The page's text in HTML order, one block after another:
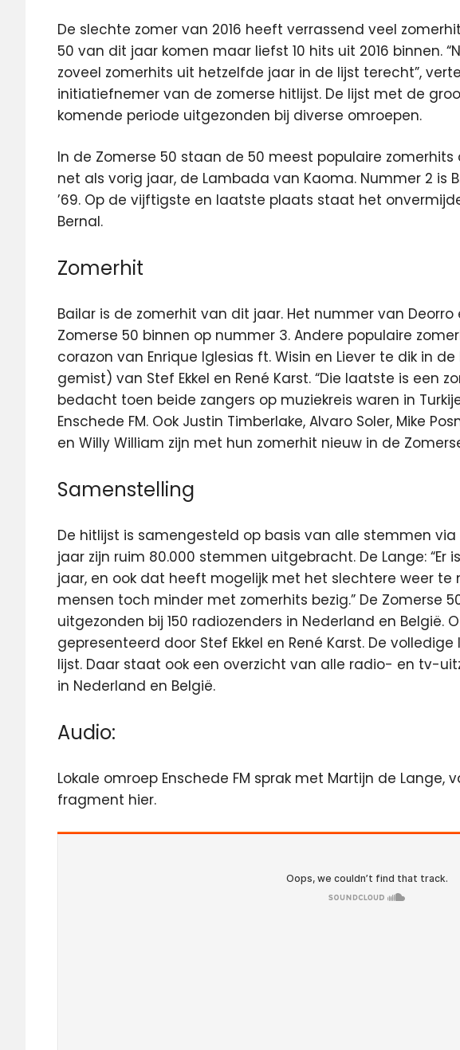
De slechte zomer van 2016 heeft verrassend veel
50 van dit jaar komen maar liefst 10 hits uit 2016 binnen.
zoveel zomerhits uit hetzelfde jaar in de lijst terecht”,
initiatiefnemer van de zomerse hitlijst. De lijst met de
komende periode uitgezonden bij diverse omroepen.
In de Zomerse 50 staan de 50 meest populaire zomerhits
net als vorig jaar, de Lambada van Kaoma. Nummer 2 is
’69. Op de vijftigste en laatste plaats staat het
Bernal.
Zomerhit
Bailar is de zomerhit van dit jaar. Het nummer van Deorro
Zomerse 50 binnen op nummer 3. Andere populaire
corazon van Enrique Iglesias ft. Wisin en Liever te dik in
gemist) van Stef Ekkel en René Karst. “Die laatste is een
bedacht toen beide zangers op muziekreis waren in
Enschede FM. Ook Justin Timberlake, Alvaro Soler, Mike
en Willy William zijn met hun zomerhit nieuw in de
Samenstelling
De hitlijst is samengesteld op basis van alle stemmen via
jaar zijn ruim 80.000 stemmen uitgebracht. De Lange:
jaar, en ook dat heeft mogelijk met het slechtere weer te
mensen toch minder met zomerhits bezig.” De Zomerse
uitgezonden bij 150 radiozenders in Nederland en België.
gepresenteerd door Stef Ekkel en René Karst. De
lijst. Daar staat ook een overzicht van alle radio- en tv-
in Nederland en België.
Audio:
Lokale omroep Enschede FM sprak met Martijn de Lange,
fragment hier.